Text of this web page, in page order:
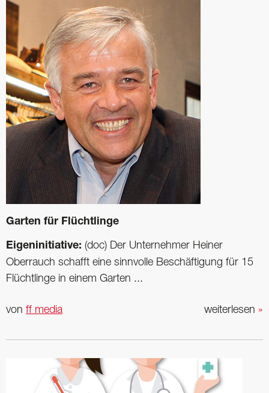
Garten für Flüchtlinge
Eigeninitiative: (doc) Der Unternehmer Heiner
Oberrauch schafft eine sinnvolle Beschäftigung für 15
Flüchtlinge in einem Garten ...
weiterlesen »
von ff media